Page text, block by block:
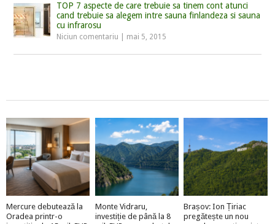
TOP 7 aspecte de care trebuie sa tinem cont atunci
cand trebuie sa alegem intre sauna finlandeza si sauna
cu infrarosu
Niciun comentariu mai 5, 2015
Mercure debutează la
Oradea printr-o
Monte Vidraru,
investiție de până la 8
Brașov: Ion Țiriac
pregătește un nou